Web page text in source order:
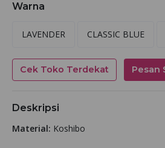
Warna
LAVENDER CLASSIC BLUE
Cek Toko Terdekat Pesan
Deskripsi
Material: Koshibo